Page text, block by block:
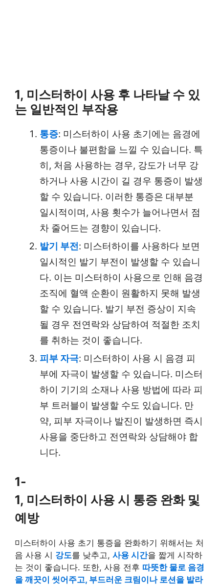
1, 미스터하이 사용 후 나타날 수 있
는 일반적인 부작용
통증: 미스터하이 사용 초기에는 음경에
통증이나 불편함을 느낄 수 있습니다. 특
히, 처음 사용하는 경우, 강도가 너무 강
하거나 사용 시간이 길 경우 통증이 발생
할 수 있습니다. 이러한 통증은 대부분
일시적이며, 사용 횟수가 늘어나면서 점
차 줄어드는 경향이 있습니다.
발기 부전: 미스터하이를 사용하다 보면
일시적인 발기 부전이 발생할 수 있습니
다. 이는 미스터하이 사용으로 인해 음경
조직에 혈액 순환이 원활하지 못해 발생
할 수 있습니다. 발기 부전 증상이 지속
될 경우 전연락와 상담하여 적절한 조치
를 취하는 것이 좋습니다.
피부 자극: 미스터하이 사용 시 음경 피
부에 자극이 발생할 수 있습니다. 미스터
하이 기기의 소재나 사용 방법에 따라 피
부 트러블이 발생할 수도 있습니다. 만
약, 피부 자극이나 발진이 발생하면 즉시
사용을 중단하고 전연락와 상담해야 합
니다.
1-
1, 미스터하이 사용 시 통증 완화 및
예방
미스터하이 사용 초기 통증을 완화하기 위해서는 처
음 사용 시 강도를 낮추고, 사용 시간을 짧게 시작하
는 것이 좋습니다. 또한, 사용 전후 따뜻한 물로 음경
을 깨끗이 씻어주고, 부드러운 크림이나 로션을 발라